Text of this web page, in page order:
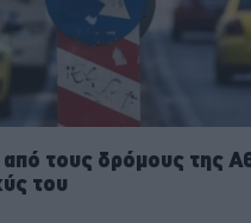
τους δρόμους της
του